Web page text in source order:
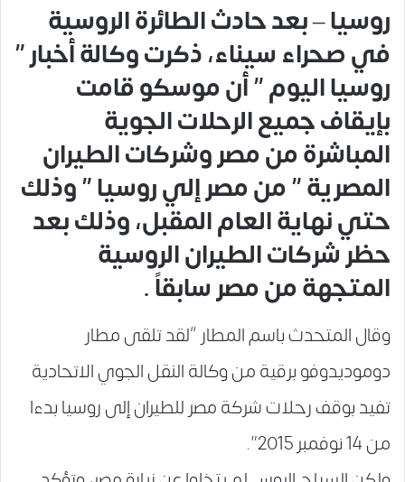
روسيا – بعد حادث الطائرة الروسية
في صحراء سيناء، ذكرت وكالة أخبار ”
روسيا اليوم ” أن موسكو قامت
بإيقاف جميع الرحلات الجوية
المباشرة من مصر وشركات الطيران
المصرية ” من مصر إلي روسيا ” وذلك
حتي نهاية العام المقبل، وذلك بعد
حظر شركات الطيران الروسية
المتجهة من مصر سابقاً .
وقال المتحدث باسم المطار “لقد تلقى مطار
دوموديدوفو برقية من وكالة النقل الجوي الاتحادية
تفيد بوقف رحلات شركة مصر للطيران إلى روسيا بدءا
من 14 نوفمبر 2015”.